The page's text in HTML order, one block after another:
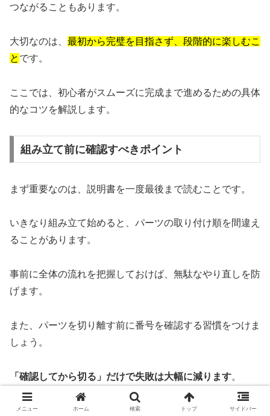
つながることもあります。
大切なのは、 最初から完璧を目指さず、段階的に楽しむこ
と です。
ここでは、初心者がスムーズに完成まで進めるための具体
的なコツを解説します。
組み立て前に確認すべきポイント
まず重要なのは、説明書を一度最後まで読むことです。
いきなり組み立て始めると、パーツの取り付け順を間違え
ることがあります。
事前に全体の流れを把握しておけば、無駄なやり直しを防
げます。
また、パーツを切り離す前に番号を確認する習慣をつけま
しょう。
「確認してから切る」だけで失敗は大幅に減ります。
メニュー ホーム 検索 トップ サイドバー